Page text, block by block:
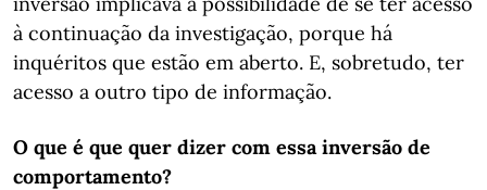
à continuação da investigação, porque há
inquéritos que estão em aberto. E, sobretudo, ter
acesso a outro tipo de informação.
O que é que quer dizer com essa inversão de
comportamento?